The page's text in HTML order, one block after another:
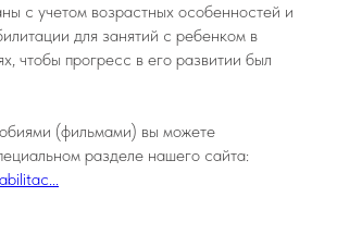
с учетом возрастных особенностей и
для занятий с ребенком в
чтобы прогресс в его развитии был
(фильмами) вы можете
разделе нашего сайта: